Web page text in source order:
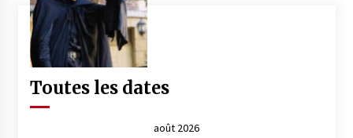
Toutes les dates
août 2026